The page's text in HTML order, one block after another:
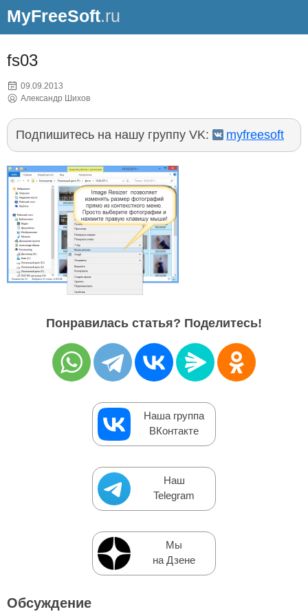
MyFreeSoft.ru
fs03
09.09.2013
Александр Шихов
Подпишитесь на нашу группу VK: myfreesoft
Понравилась статья? Поделитесь!
Наша группа
ВКонтакте
Наш
Telegram
Мы
на Дзене
Обсуждение